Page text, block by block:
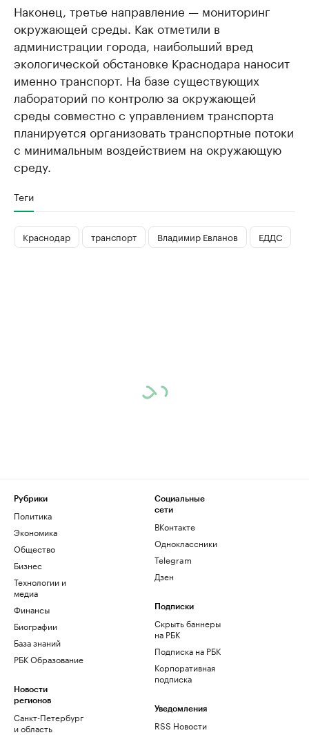
Наконец, третье направление — мониторинг
окружающей среды. Как отметили в
администрации города, наибольший вред
экологической обстановке Краснодара наносит
именно транспорт. На базе существующих
лабораторий по контролю за окружающей
среды совместно с управлением транспорта
планируется организовать транспортные потоки
с минимальным воздействием на окружающую
среду.
Теги
Краснодар транспорт Владимир Евланов ЕДДС
Рубрики
Политика
Экономика
Общество
Бизнес
Технологии и
медиа
Финансы
Биографии
База знаний
РБК Образование
Новости
регионов
Санкт-Петербург
и область
Социальные
сети
ВКонтакте
Одноклассники
Telegram
Дзен
Подписки
Скрыть баннеры
на РБК
Подписка на РБК
Корпоративная
подписка
Уведомления
RSS Новости